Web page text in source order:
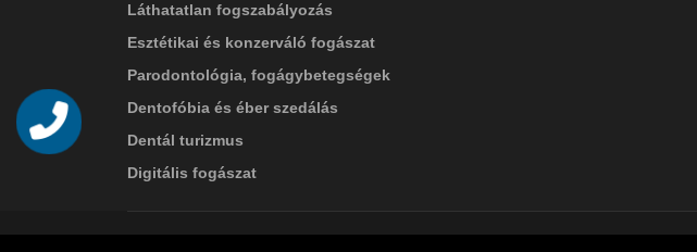
Láthatatlan fogszabályozás
Esztétikai és konzerváló fogászat
Parodontológia, fogágybetegségek
Dentofóbia és éber szedálás
Dentál turizmus
Digitális fogászat
Telefon